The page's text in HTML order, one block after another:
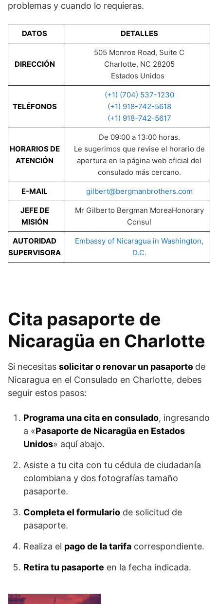
problemas y cuando lo requieras.
DATOS DETALLES
DIRECCIÓN
505 Monroe Road, Suite C
Charlotte, NC 28205
Estados Unidos
TELÉFONOS
(+1) (704) 537-1230
(+1) 918-742-5618
(+1) 918-742-5617
HORARIOS DE
ATENCIÓN
De 09:00 a 13:00 horas.
Le sugerimos que revise el horario de
apertura en la página web oficial del
consulado más cercano.
E-MAIL gilbert@bergmanbrothers.com
JEFE DE
MISIÓN
Mr Gilberto Bergman MoreaHonorary
Consul
AUTORIDAD
SUPERVISORA
Embassy of Nicaragua in Washington,
D.C.
Cita pasaporte de
Nicaragüa en Charlotte
Si necesitas solicitar o renovar un pasaporte de
Nicaragua en el Consulado en Charlotte, debes
seguir estos pasos:
Programa una cita en consulado, ingresando
a «Pasaporte de Nicaragüa en Estados
Unidos» aquí abajo.
Asiste a tu cita con tu cédula de ciudadanía
colombiana y dos fotografías tamaño
pasaporte.
Completa el formulario de solicitud de
pasaporte.
Realiza el pago de la tarifa correspondiente.
Retira tu pasaporte en la fecha indicada.